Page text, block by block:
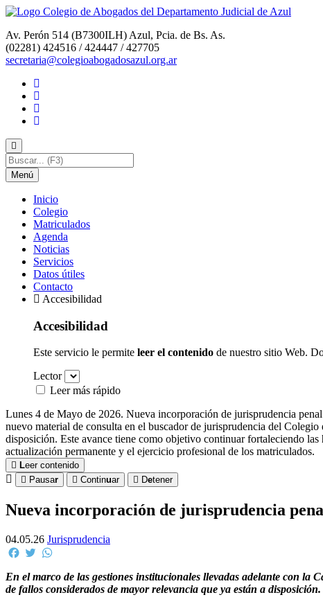
Av. Perón 514 (B7300ILH) Azul, Pcia. de Bs. As.
(02281) 424516 / 424447 / 427705
secretaria@colegioabogadosazul.org.ar
Menú
Inicio
Colegio
Matriculados
Agenda
Noticias
Servicios
Datos útiles
Contacto
Accesibilidad
Accesibilidad
Este servicio le permite leer el contenido de nuestro sitio Web.
Lector
Leer más rápido
Lunes 4 de Mayo de 2026. Nueva incorporación de jurisprudencia
nuevo material de consulta en el buscador de jurisprudencia del
disposición. Este avance tiene como objetivo continuar fortaleciendo
actualización permanente y el ejercicio profesional de los matriculados.
Leer contenido
Pausar Continuar Detener
Nueva incorporación de jurisprudencia
04.05.26 Jurisprudencia
Facebook
Twitter
En el marco de las gestiones institucionales llevadas adelante con
de fallos considerados de mayor relevancia que ya están a disposición.